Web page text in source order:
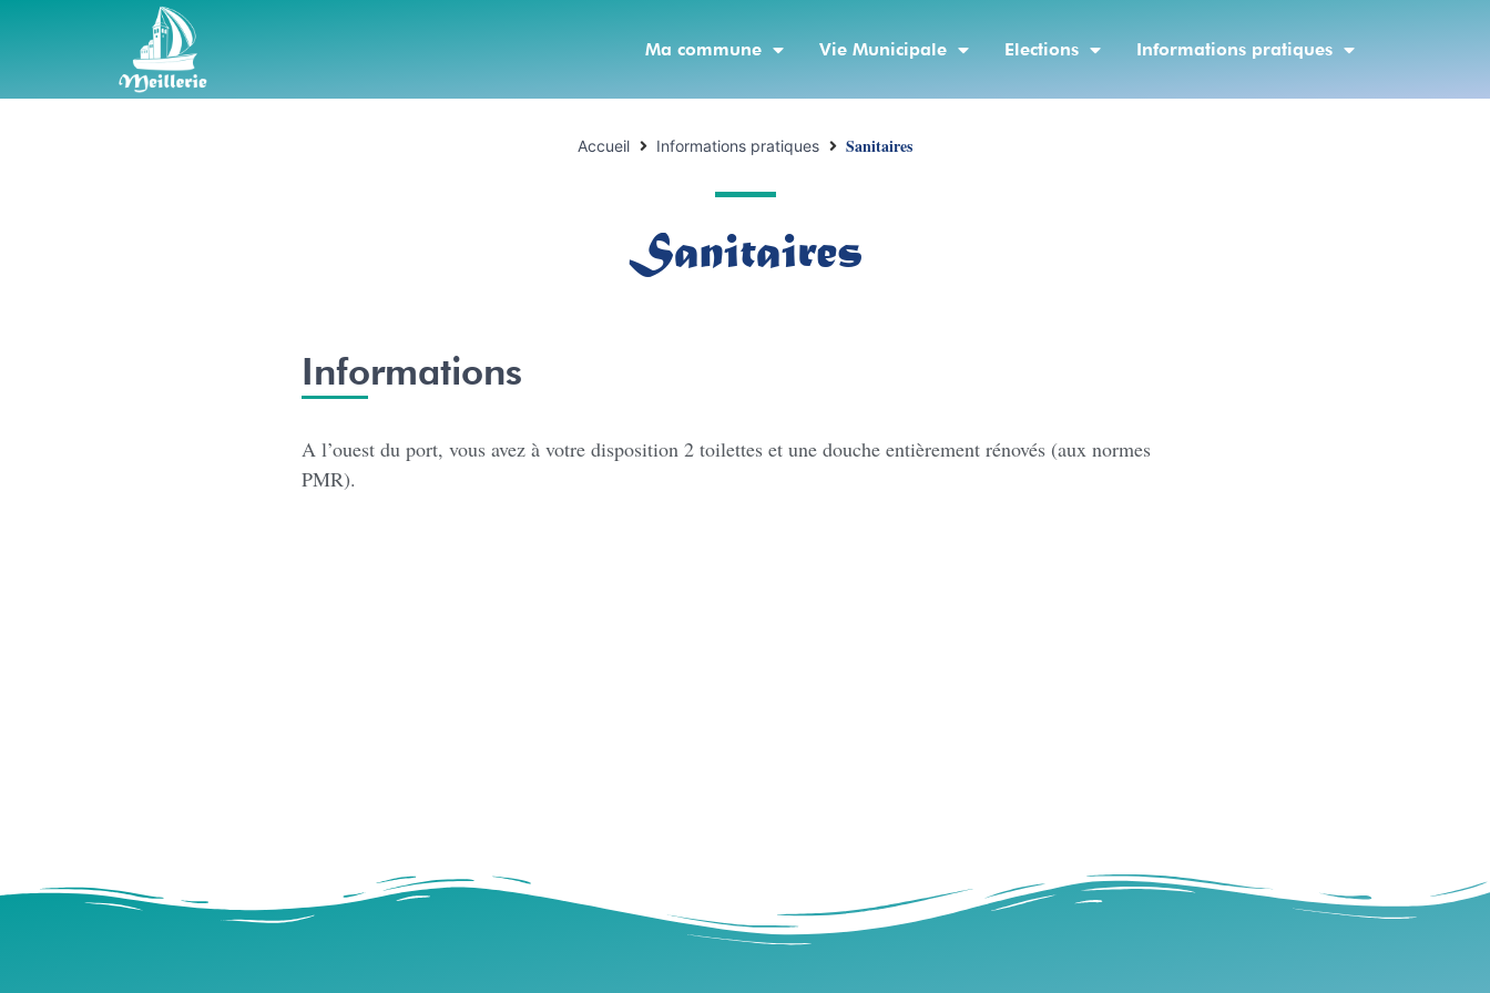
Ma commune Vie Municipale Elections Informations pratiques
Accueil Informations pratiques Sanitaires
Sanitaires
Informations
A l’ouest du port, vous avez à votre disposition 2 toilettes et une douche entièrement rénovés (aux normes
PMR).